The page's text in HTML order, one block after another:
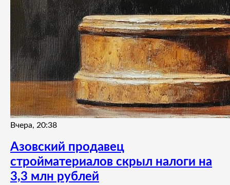
Вчера, 20:38
Азовский продавец
стройматериалов скрыл налоги на
3,3 млн рублей